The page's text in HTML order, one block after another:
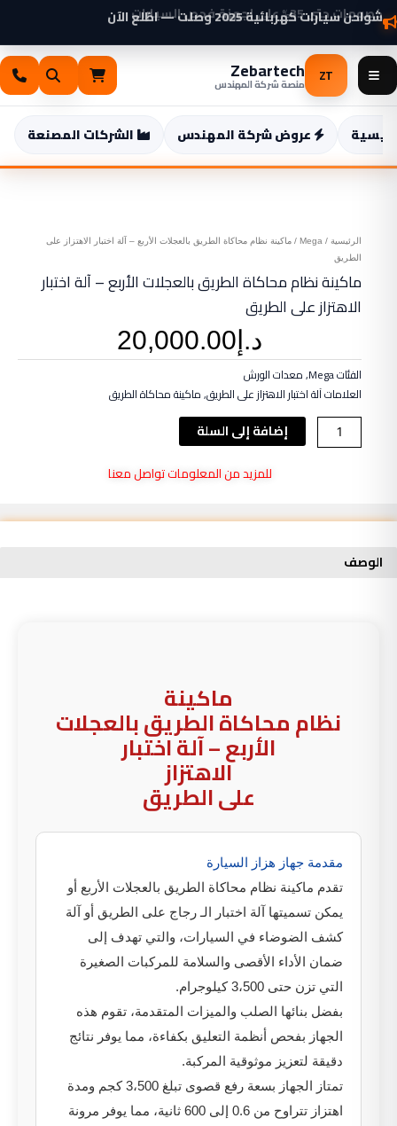
تخطي
إلى
المحتوى
خصومات حتى 35% على أجهزة فحص السيارات
شواحن سيارات كهربائية 2025 وصلت — اطّلع الآن
ZT
Zebartech
منصة شركة المهندس
عروض شركة المهندس الشركات المصنعة
الرئيسية /
Mega / ماكينة نظام محاكاة الطريق بالعجلات الأربع – آلة اختبار الاهتزاز على
الطريق
ماكينة نظام محاكاة الطريق بالعجلات الأربع – آلة اختبار
الاهتزاز على الطريق
د.إ20,000.00
الفئاتMega
,معدات الورش
العلاماتآلة اختبار الاهتزاز على الطريق,ماكينة محاكاة الطريق
كمية
ماكينة
بالعجلات
-
إضافة إلى السلة
للمزيد من المعلومات تواصل معنا
الوصف
ماكينة
نظام محاكاة الطريق بالعجلات
الأربع – آلة اختبار
الاهتزاز
على الطريق
مقدمة جهاز هزاز السيارة
تقدم ماكينة نظام محاكاة الطريق بالعجلات الأربع أو
يمكن تسميتها آلة اختبار الـ رجاج على الطريق أو آلة
كشف الضوضاء في السيارات، والتي تهدف إلى
ضمان الأداء الأقصى والسلامة للمركبات الصغيرة
التي تزن حتى 3،500 كيلوجرام.
بفضل بنائها الصلب والميزات المتقدمة، تقوم هذه
الجهاز بفحص أنظمة التعليق بكفاءة، مما يوفر نتائج
دقيقة لتعزيز موثوقية المركبة.
تمتاز الجهاز بسعة رفع قصوى تبلغ 3،500 كجم ومدة
اهتزاز تتراوح من 0.6 إلى 600 ثانية، مما يوفر مرونة
محاكاة
بالعجلات
الأربع
-
آلة
اختبار
على